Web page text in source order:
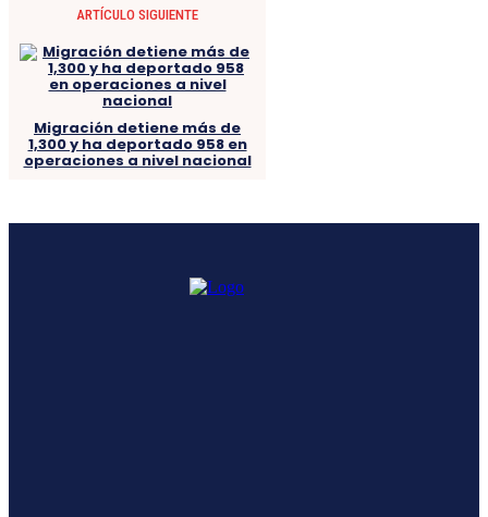
ARTÍCULO SIGUIENTE
Migración detiene más de
1,300 y ha deportado 958 en
operaciones a nivel nacional